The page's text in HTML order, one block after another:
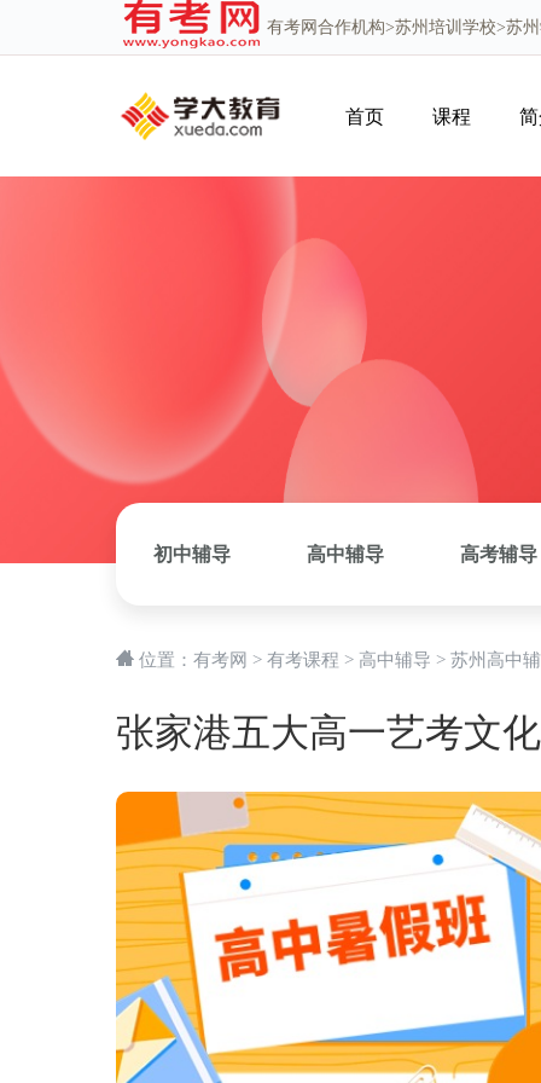
有考网 合作机构>苏州培训学校>苏
首页 课程
初中辅导 高中辅导 高考辅导
位置： 有考网 > 有考课程 > 高中辅导 > 苏州高中
张家港五大高一艺考文